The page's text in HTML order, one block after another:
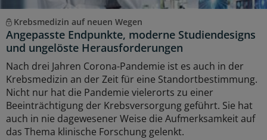
Krebsmedizin auf neuen Wegen
Angepasste Endpunkte, moderne Studiendesigns
und ungelöste Herausforderungen
Nach drei Jahren Corona-Pandemie ist es auch in der
Krebsmedizin an der Zeit für eine Standortbestimmung.
Nicht nur hat die Pandemie vielerorts zu einer
Beeinträchtigung der Krebsversorgung geführt. Sie hat
auch in nie dagewesener Weise die Aufmerksamkeit auf
das Thema klinische Forschung gelenkt.